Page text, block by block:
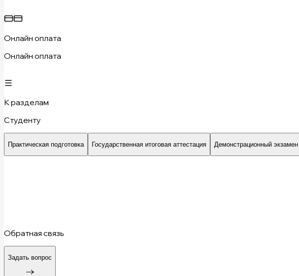
Онлайн оплата
Онлайн оплата
К разделам
Студенту
Практическая подготовка Государственная итоговая аттестация Демонстрационный экзамен
Обратная связь
Задать вопрос